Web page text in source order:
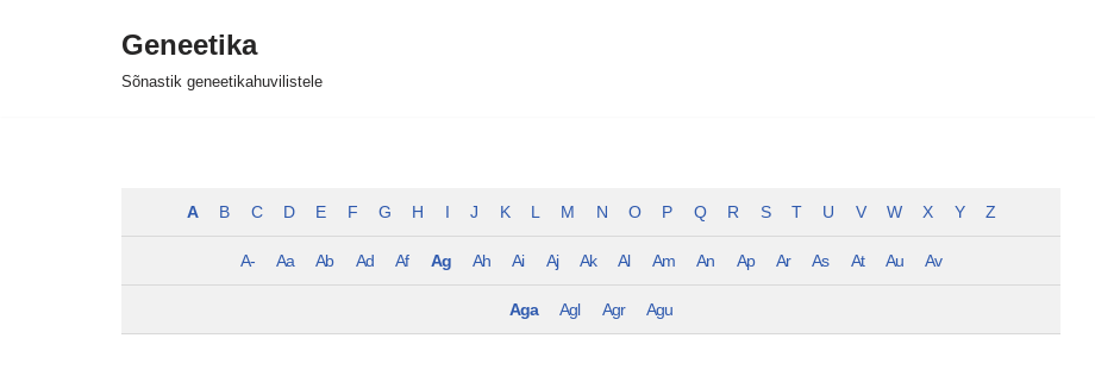
Geneetika
Sõnastik geneetikahuvilistele
A B C D E F G H I J K L M N O P Q R S T U V W X Y Z
A- Aa Ab Ad Af Ag Ah Ai Aj Ak Al Am An Ap Ar As At Au Av
Aga Agl Agr Agu